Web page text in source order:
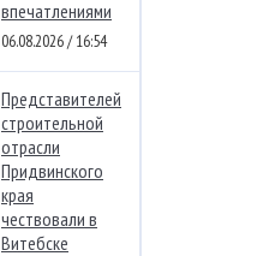
впечатлениями
06.08.2026 / 16:54
Представителей
строительной
отрасли
Придвинского
края
чествовали в
Витебске